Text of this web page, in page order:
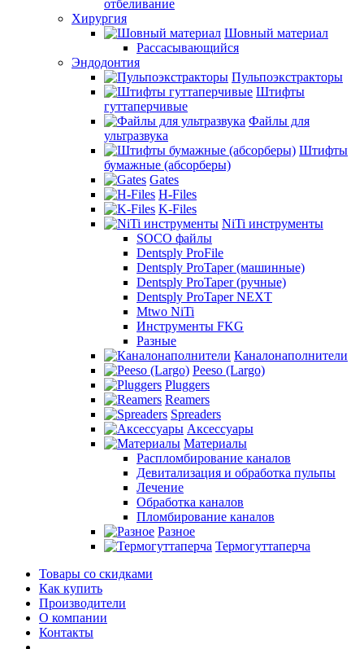
отбеливание
Хирургия
Шовный материал
Рассасывающийся
Эндодонтия
Пульпоэкстракторы
Штифты
гуттаперчивые
Файлы для
ультразвука
Штифты
бумажные (абсорберы)
Gates
H-Files
K-Files
NiTi инструменты
SOCO файлы
Dentsply ProFile
Dentsply ProTaper (машинные)
Dentsply ProTaper (ручные)
Dentsply ProTaper NEXT
Mtwo NiTi
Инструменты FKG
Разные
Каналонаполнители
Peeso (Largo)
Pluggers
Reamers
Spreaders
Аксессуары
Материалы
Распломбирование каналов
Девитализация и обработка пульпы
Лечение
Обработка каналов
Пломбирование каналов
Разное
Термогуттаперча
Товары со скидками
Как купить
Производители
О компании
Контакты